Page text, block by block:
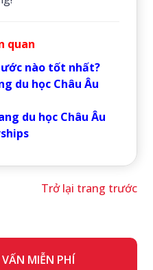
quan
nào tốt nhất?
du học Châu Âu
du học Châu Âu
Trở lại trang trước
MIỄN PHÍ